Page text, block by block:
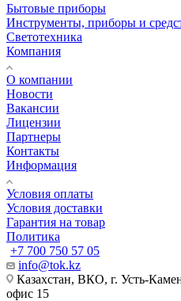
Бытовые приборы
Инструменты, приборы и
Светотехника
Компания
О компании
Новости
Вакансии
Лицензии
Партнеры
Контакты
Информация
Условия оплаты
Условия доставки
Гарантия на товар
Политика
+7 700 750 57 05
info@tok.kz
Казахстан, ВКО, г. Усть-
офис 15